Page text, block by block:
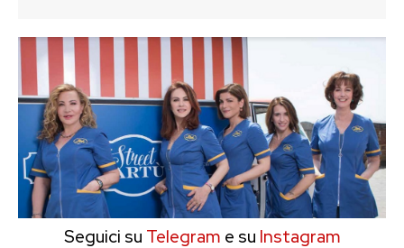
Seguici su Telegram e su Instagram